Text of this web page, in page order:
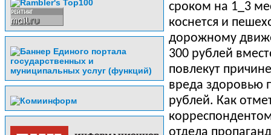
сроком на 1_3
коснется и
дорожному
300 рублей
повлекут
вреда здоровью
рублей. Как
отдела